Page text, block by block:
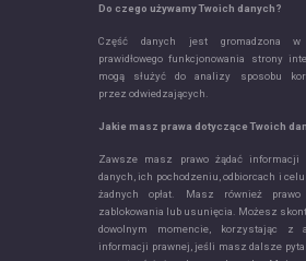
Do czego używamy Twoich danych?
Część danych jest gromadzona w
prawidłowego funkcjonowania strony
mogą służyć do analizy sposobu
przez odwiedzających.
Jakie masz prawa dotyczące Twoich
Zawsze masz prawo żądać informacji
danych, ich pochodzeniu, odbiorcach i
żadnych opłat. Masz również prawo
zablokowania lub usunięcia. Możesz
dowolnym momencie, korzystając z
informacji prawnej, jeśli masz dalsze